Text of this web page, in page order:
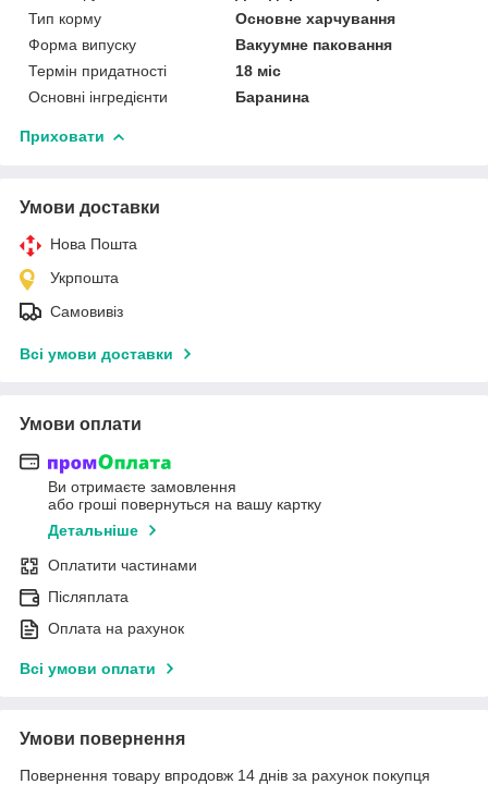
Тип корму
Основне харчування
Форма випуску
Вакуумне паковання
Термін придатності
18 міс
Основні інгредієнти
Баранина
Приховати
Умови доставки
Нова Пошта
Укрпошта
Самовивіз
Всі умови доставки
Умови оплати
Ви отримаєте замовлення
або гроші повернуться на вашу картку
Детальніше
Оплатити частинами
Післяплата
Оплата на рахунок
Всі умови оплати
Умови повернення
Повернення товару впродовж 14 днів за рахунок покупця